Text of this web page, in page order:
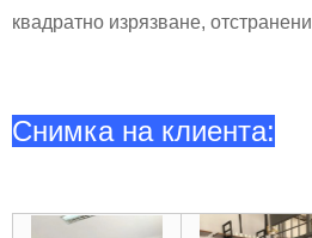
квадратно изрязване, отстранени
Снимка на клиента: